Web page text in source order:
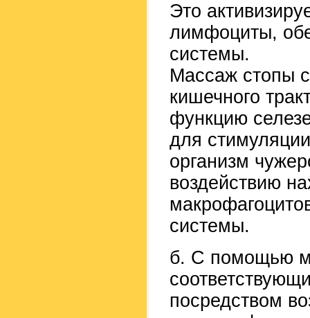
Это
лимфоциты,
системы.
Массаж стопы
кишечного
функцию
для
организм
воздействию
системы.
б. С помощью
посредством